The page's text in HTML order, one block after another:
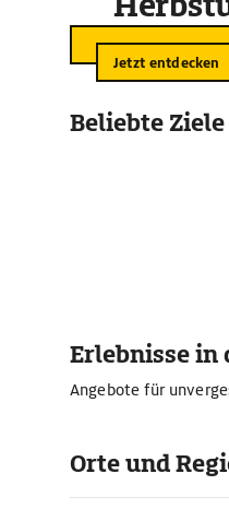
Jetzt entdecken
Beliebte
Erlebnisse in
Angebote für
Orte und